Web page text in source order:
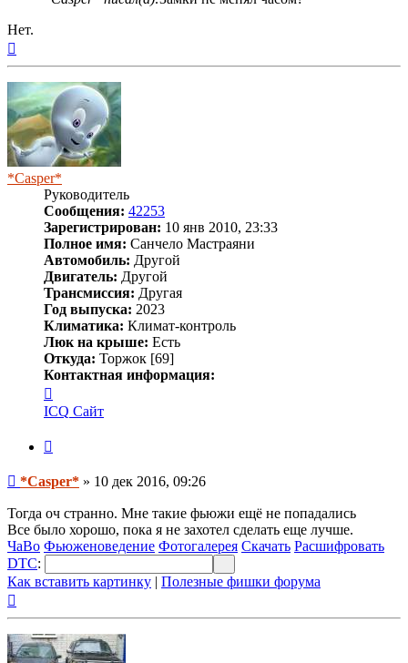
Нет.
*Casper*
Руководитель
Сообщения: 42253
Зарегистрирован: 10 янв 2010, 23:33
Полное имя: Санчело Мастраяни
Автомобиль: Другой
Двигатель: Другой
Трансмиссия: Другая
Год выпуска: 2023
Климатика: Климат-контроль
Люк на крыше: Есть
Откуда: Торжок [69]
Контактная информация:
информация
пользователя
ICQ Сайт
Сообщение
*Casper* » 10 дек 2016, 09:26
Тогда оч странно. Мне такие фьюжи ещё не попадались
Все было хорошо, пока я не захотел сделать еще лучше.
ЧаВо Фьюженоведение Фотогалерея Скачать Расшифровать
DTC:
Как вставить картинку | Полезные фишки форума